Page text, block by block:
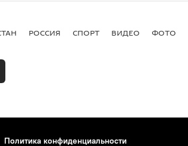
РОССИЯ СПОРТ ВИДЕО ФОТО
Политика конфиденциальности